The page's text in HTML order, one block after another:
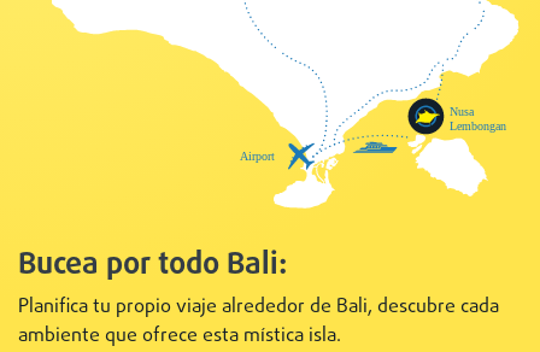
Bucea por todo Bali:
Planifica tu propio viaje alrededor de Bali, descubre cada
ambiente que ofrece esta mística isla.